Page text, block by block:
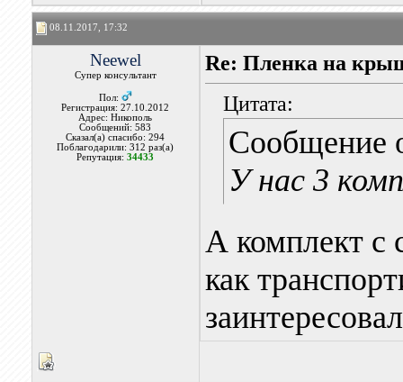
08.11.2017, 17:32
Neewel
Супер консультант
Пол:
Регистрация: 27.10.2012
Адрес: Никополь
Сообщений: 583
Сказал(а) спасибо: 294
Поблагодарили: 312 раз(а)
Репутация:34433
Re: Пленка на
Цитата:
Сообщение
У нас 3
А комплект с
как
заинтересовал